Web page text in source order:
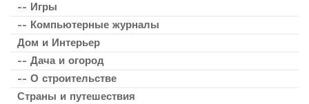
-- Игры
-- Компьютерные журналы
Дом и Интерьер
-- Дача и огород
-- О строительстве
Страны и путешествия